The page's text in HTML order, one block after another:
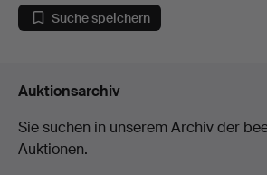
Suche speichern
Auktionsarchiv
Sie suchen in unserem Archiv der
Auktionen.